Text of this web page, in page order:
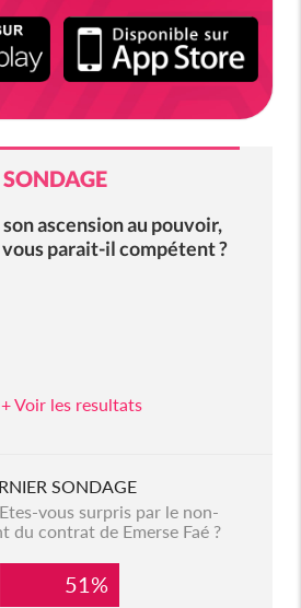
SONDAGE
ascension au pouvoir,
parait-il compétent ?
+ Voir les resultats
SONDAGE
vous surpris par le non-
du contrat de Emerse Faé ?
51%